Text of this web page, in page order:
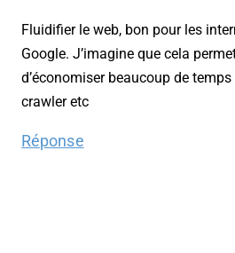
Fluidifier le web, bon pour les
Google. J’imagine que cela
d’économiser beaucoup de
crawler etc
Réponse